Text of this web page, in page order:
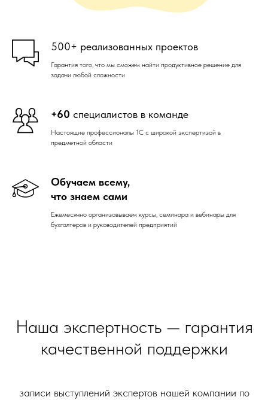
500+ реализованных проектов
Гарантия того, что мы сможем найти продуктивное решение для
задачи любой сложности
+60 специалистов в команде
Настоящие профессионалы 1С с широкой экспертизой в
предметной области
Обучаем всему,
что знаем сами
Ежемесячно организовываем курсы, семинара и вебинары для
бухгалтеров и руководителей предприятий
Наша экспертность — гарантия
качественной поддержки
записи выступлений экспертов нашей компании по